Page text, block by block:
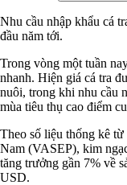
Nhu cầu nhập khẩu cá
đầu năm tới.
Trong vòng một tuần
nhanh. Hiện giá cá tra
nuôi, trong khi nhu cầu
mùa tiêu thụ cao điểm
Theo số liệu thống kê
Nam (VASEP), kim
tăng trưởng gần 7% về
USD.